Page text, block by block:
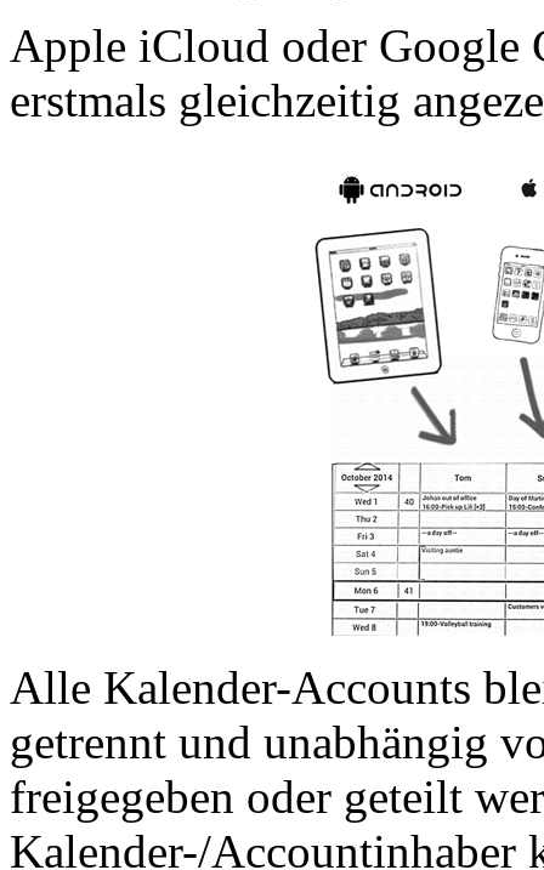
Apple iCloud oder Google
erstmals gleichzeitig
Alle Kalender-Accounts
getrennt und unabhängig
freigegeben oder geteilt
Kalender-/Accountinhaber